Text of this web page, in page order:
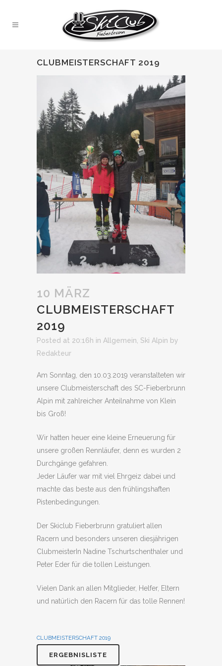
CLUBMEISTERSCHAFT 2019
10 MÄRZ
CLUBMEISTERSCHAFT
2019
Posted at 20:16h in Allgemein Ski Alpin by
Redakteur
Am Sonntag, den 10.03.2019 veranstalteten wir
unsere Clubmeisterschaft des SC-Fieberbrunn
Alpin mit zahlreicher Anteilnahme von Klein
bis Groß!
Wir hatten heuer eine kleine Erneuerung für
unsere großen Rennläufer, denn es wurden 2
Durchgänge gefahren.
Jeder Läufer war mit viel Ehrgeiz dabei und
machte das beste aus den frühlingshaften
Pistenbedingungen.
Der Skiclub Fieberbrunn gratuliert allen
Racern und besonders unseren diesjährigen
ClubmeisterIn Nadine Tschurtschenthaler und
Peter Eder für die tollen Leistungen.
Vielen Dank an allen Mitglieder, Helfer, Eltern
und natürlich den Racern für das tolle Rennen!
CLUBMEISTERSCHAFT 2019
ERGEBNISLISTE